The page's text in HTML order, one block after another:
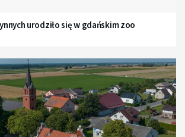
urodziło się w gdańskim zoo